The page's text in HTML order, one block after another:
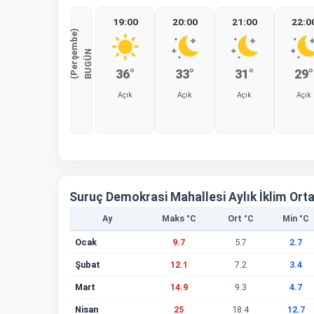
B
U
G
Ü
N
(
P
e
r
ş
e
m
b
e
)
19:00
36°
Açık
20:00
33°
Açık
21:00
31°
Açık
29°
Açık
Suruç Demokrasi Mahallesi Aylık İklim
Ay Maks °C Ort °C Min °C
Ocak 9.7 5.7 2.7
Şubat 12.1 7.2 3.4
Mart 14.9 9.3 4.7
Nisan 25 18.4 12.7